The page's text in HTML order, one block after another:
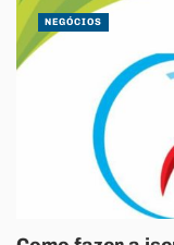
NEGÓCIOS